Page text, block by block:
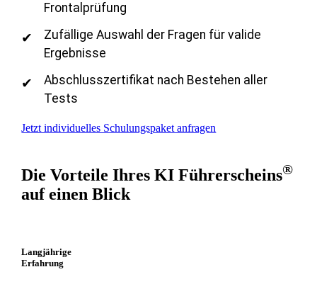
Frontalprüfung
Zufällige Auswahl der Fragen für valide
Ergebnisse
Abschlusszertifikat nach Bestehen aller
Tests
Jetzt individuelles Schulungspaket anfragen
Die Vorteile Ihres KI Führerscheins®
auf einen Blick
Langjährige
Erfahrung